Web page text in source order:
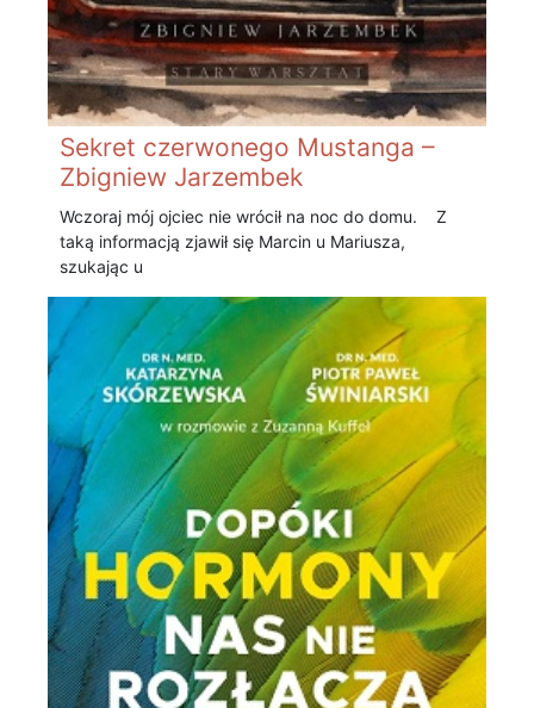
Sekret czerwonego Mustanga –
Zbigniew Jarzembek
Wczoraj mój ojciec nie wrócił na noc do domu. Z
taką informacją zjawił się Marcin u Mariusza,
szukając u